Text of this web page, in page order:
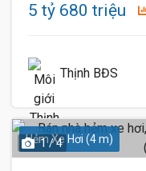
5 tỷ 680 triệu
Thịnh BĐS
Hẻm Xe Hơi (4 m)
1 / 4